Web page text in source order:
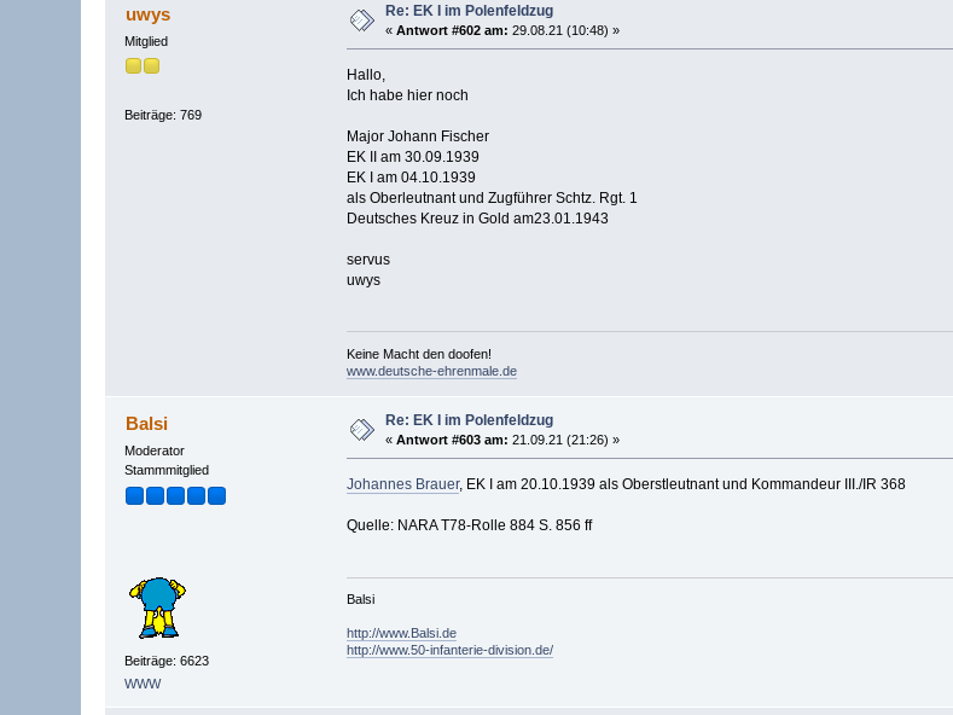
uwys
Mitglied
Beiträge: 769
Re: EK I im Polenfeldzug
«Antwort #602 am: 29.08.21 (10:48) »
Hallo,
Ich habe hier noch
Major Johann Fischer
EK II am 30.09.1939
EK I am 04.10.1939
als Oberleutnant und Zugführer Schtz. Rgt. 1
Deutsches Kreuz in Gold am23.01.1943
servus
uwys
Keine Macht den doofen!
www.deutsche-ehrenmale.de
Balsi
Moderator
Stammmitglied
Beiträge: 6623
WWW
Re: EK I im Polenfeldzug
«Antwort #603 am: 21.09.21 (21:26) »
Johannes Brauer, EK I am 20.10.1939 als Oberstleutnant und Kommandeur III./IR 368
Quelle: NARA T78-Rolle 884 S. 856 ff
Balsi
http://www.Balsi.de
http://www.50-infanterie-division.de/